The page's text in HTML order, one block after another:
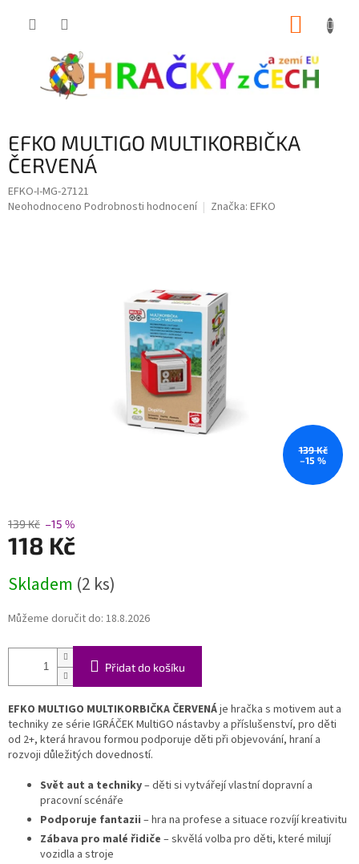
EFKO MULTIGO MULTIKORBIČKA
ČERVENÁ
EFKO-I-MG-27121
Průměrné
Neohodnoceno Podrobnosti hodnocení Značka: EFKO
139 Kč
–15 %
139 Kč –15 %
118 Kč
cena:
Skladem (2 ks)
Můžeme doručit do: 18.8.2026
Přidat do košíku
EFKO MULTIGO MULTIKORBIČKA ČERVENÁje hračka s motivem aut a
techniky ze série IGRÁČEK MultiGO nástavby a příslušenství, pro děti
od 2+, která hravou formou podporuje děti při objevování, hraní a
rozvoji důležitých dovedností.
Svět aut a techniky– děti si vytvářejí vlastní dopravní a
pracovní scénáře
Podporuje fantazii – hra na profese a situace rozvíjí kreativitu
Zábava pro malé řidiče – skvělá volba pro děti, které milují
vozidla a stroje